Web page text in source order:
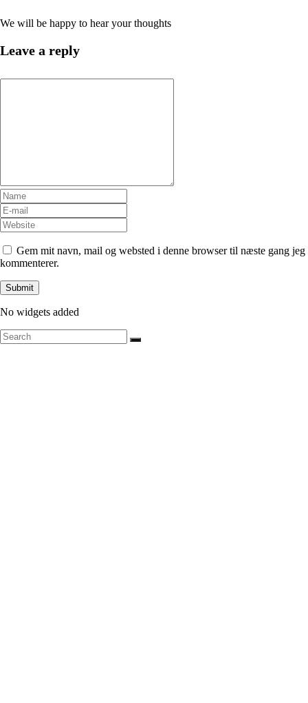
We will be happy to hear your thoughts
Leave a reply
Gem mit navn, mail og websted i denne browser til næste gang jeg
kommenterer.
No widgets added